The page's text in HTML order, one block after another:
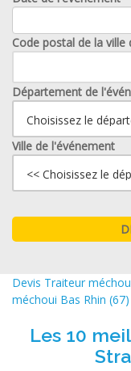
Code postal de la ville
Département de
Ville de l'événement
Devis Traiteur
méchoui Bas Rhin (67)
Les 10